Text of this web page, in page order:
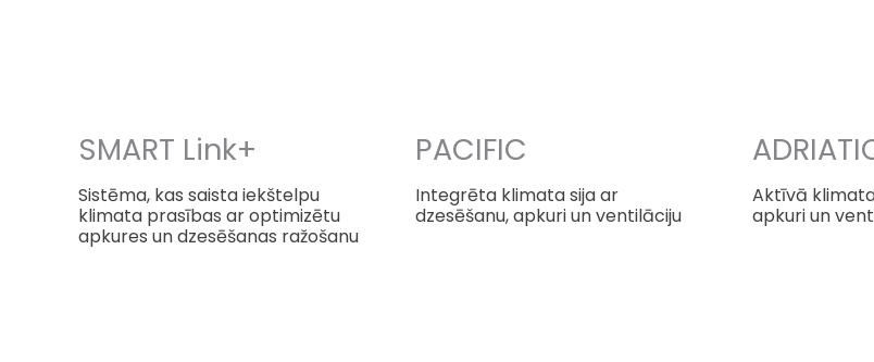
SMART Link+
Sistēma, kas saista iekštelpu
klimata prasības ar optimizētu
apkures un dzesēšanas ražošanu
PACIFIC
Integrēta klimata sija ar
dzesēšanu, apkuri un ventilāciju
Aktīvā
apkuri un